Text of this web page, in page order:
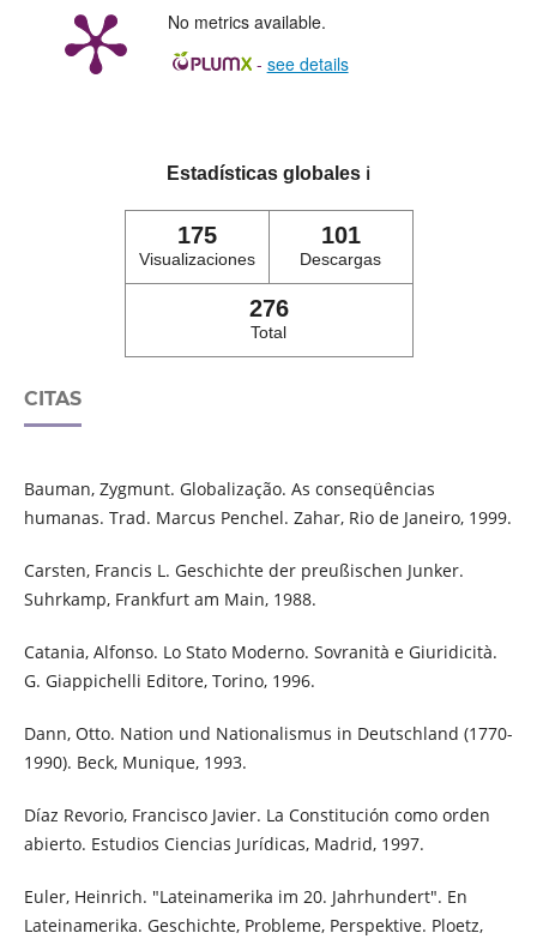
No metrics available.
- see details
Estadísticas globales ℹ️
175
Visualizaciones
101
Descargas
276
Total
CITAS
Bauman, Zygmunt. Globalização. As conseqüências
humanas. Trad. Marcus Penchel. Zahar, Rio de Janeiro, 1999.
Carsten, Francis L. Geschichte der preußischen Junker.
Suhrkamp, Frankfurt am Main, 1988.
Catania, Alfonso. Lo Stato Moderno. Sovranità e Giuridicità.
G. Giappichelli Editore, Torino, 1996.
Dann, Otto. Nation und Nationalismus in Deutschland (1770-
1990). Beck, Munique, 1993.
Díaz Revorio, Francisco Javier. La Constitución como orden
abierto. Estudios Ciencias Jurídicas, Madrid, 1997.
Euler, Heinrich. "Lateinamerika im 20. Jahrhundert". En
Lateinamerika. Geschichte, Probleme, Perspektive. Ploetz,